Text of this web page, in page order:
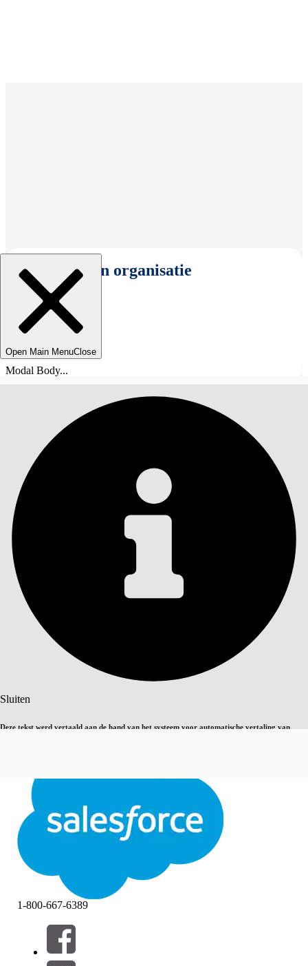
Selecteer een organisatie
Open Main MenuClose
Modal Body...
Sluiten
Deze tekst werd vertaald aan de hand van het systeem voor automatische vertaling van
Sluiten Sluiten
INHOUDSOPGAVE
Zoeken
Filters (0)
FILTERS SELECTEREN
1-800-667-6389